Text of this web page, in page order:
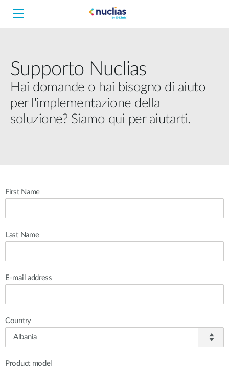
Supporto Nuclias
Hai domande o hai bisogno di aiuto
per l'implementazione della
soluzione? Siamo qui per aiutarti.
First Name
Last Name
E-mail address
Country
Product model